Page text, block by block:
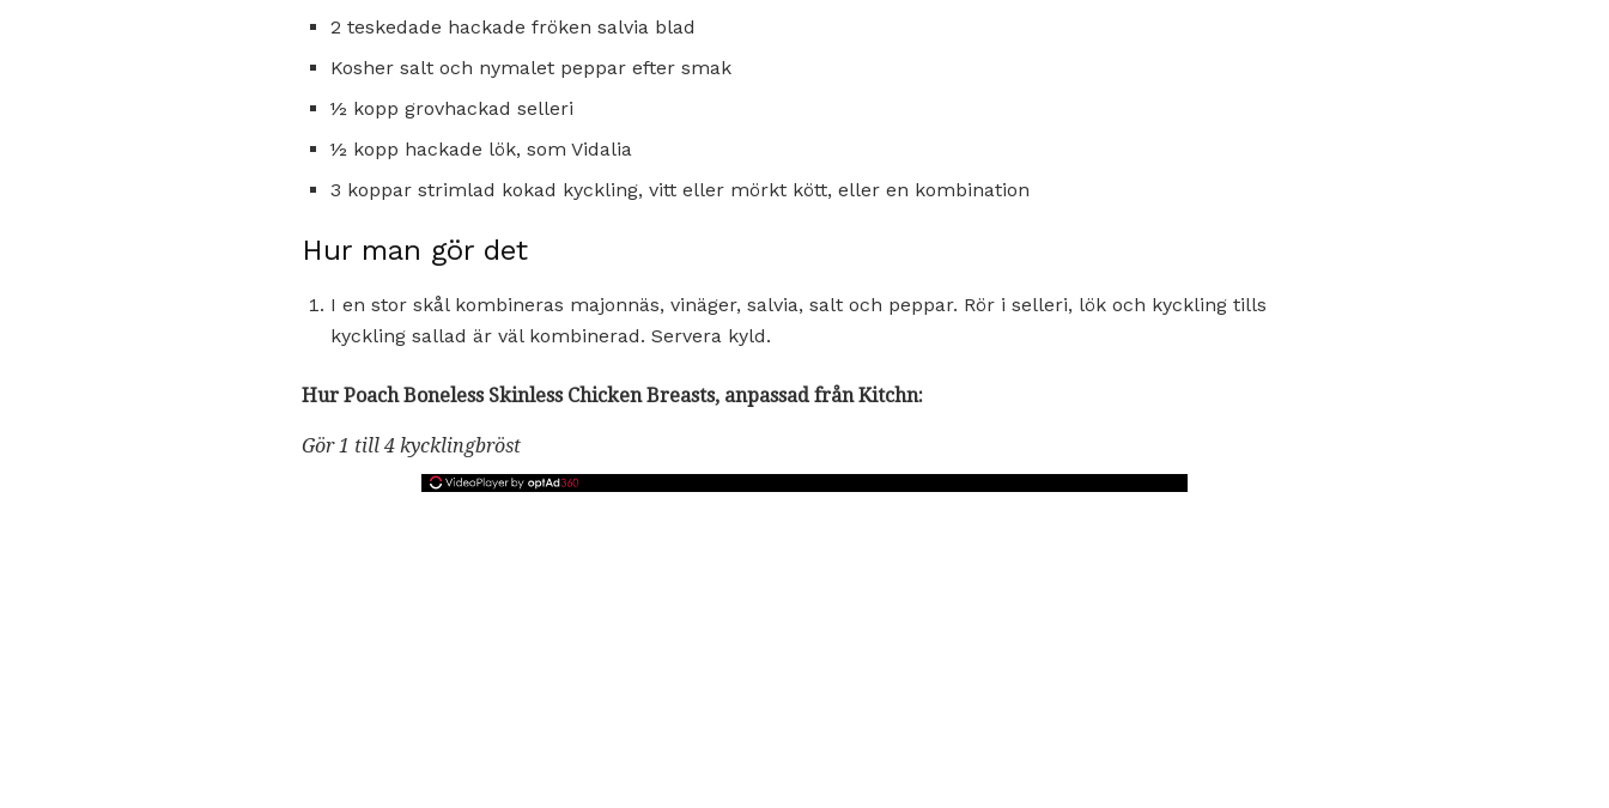
2 teskedade hackade fröken salvia blad
Kosher salt och nymalet peppar efter smak
½ kopp grovhackad selleri
½ kopp hackade lök, som Vidalia
3 koppar strimlad kokad kyckling, vitt eller mörkt kött, eller en kombination
Hur man gör det
I en stor skål kombineras majonnäs, vinäger, salvia, salt och peppar. Rör i selleri, lök och kyckling tills
kyckling sallad är väl kombinerad. Servera kyld.
Hur Poach Boneless Skinless Chicken Breasts, anpassad från Kitchn:
Gör 1 till 4 kycklingbröst